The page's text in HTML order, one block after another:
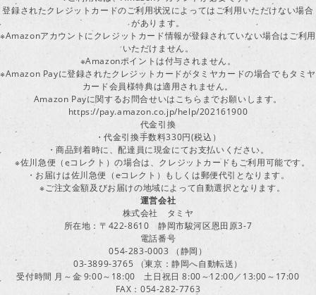
登録されたクレジットカードのご利用状況によってはご利用いただけない場合
があります。
※Amazonアカウントにクレジットカード情報が登録されていない場合はご利用
いただけません。
※Amazonポイントは付与されません。
※Amazon Payに登録されたクレジットカードがタミヤカードの場合でもタミヤ
カード会員様特典は適用されません。
Amazon Payに関するお問合せいはこちらまでお願いします。
https://pay.amazon.co.jp/help/202161900
代金引換
・代金引換手数料330円(税込）
・商品到着時に、配達員に現金にてお支払いください。
※佐川急便（eコレクト）の場合は、クレジットカードもご利用可能です。
・お届けは佐川急便（eコレクト）もしくは郵便代引となります。
※ご注文金額及びお届けの地域によって自動選択となります。
運営会社
株式会社 タミヤ
所在地：〒422-8610 静岡市駿河区恩田原3-7
電話番号
054-283-0003 （静岡）
03-3899-3765 （東京：静岡へ自動転送）
受付時間 月～金 9:00～18:00 土日祝日 8:00～12:00／13:00～17:00
FAX：054-282-7763